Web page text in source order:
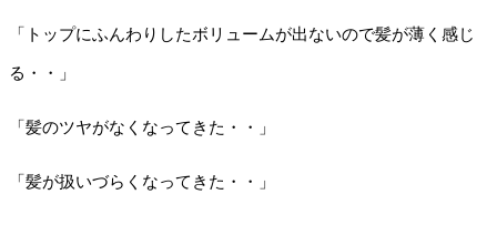
「トップにふんわりしたボリュームが出ないので髪が薄く感じ
る・・」
「髪のツヤがなくなってきた・・」
「髪が扱いづらくなってきた・・」